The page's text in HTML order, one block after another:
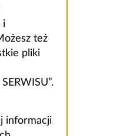
i
też
pliki
informacji